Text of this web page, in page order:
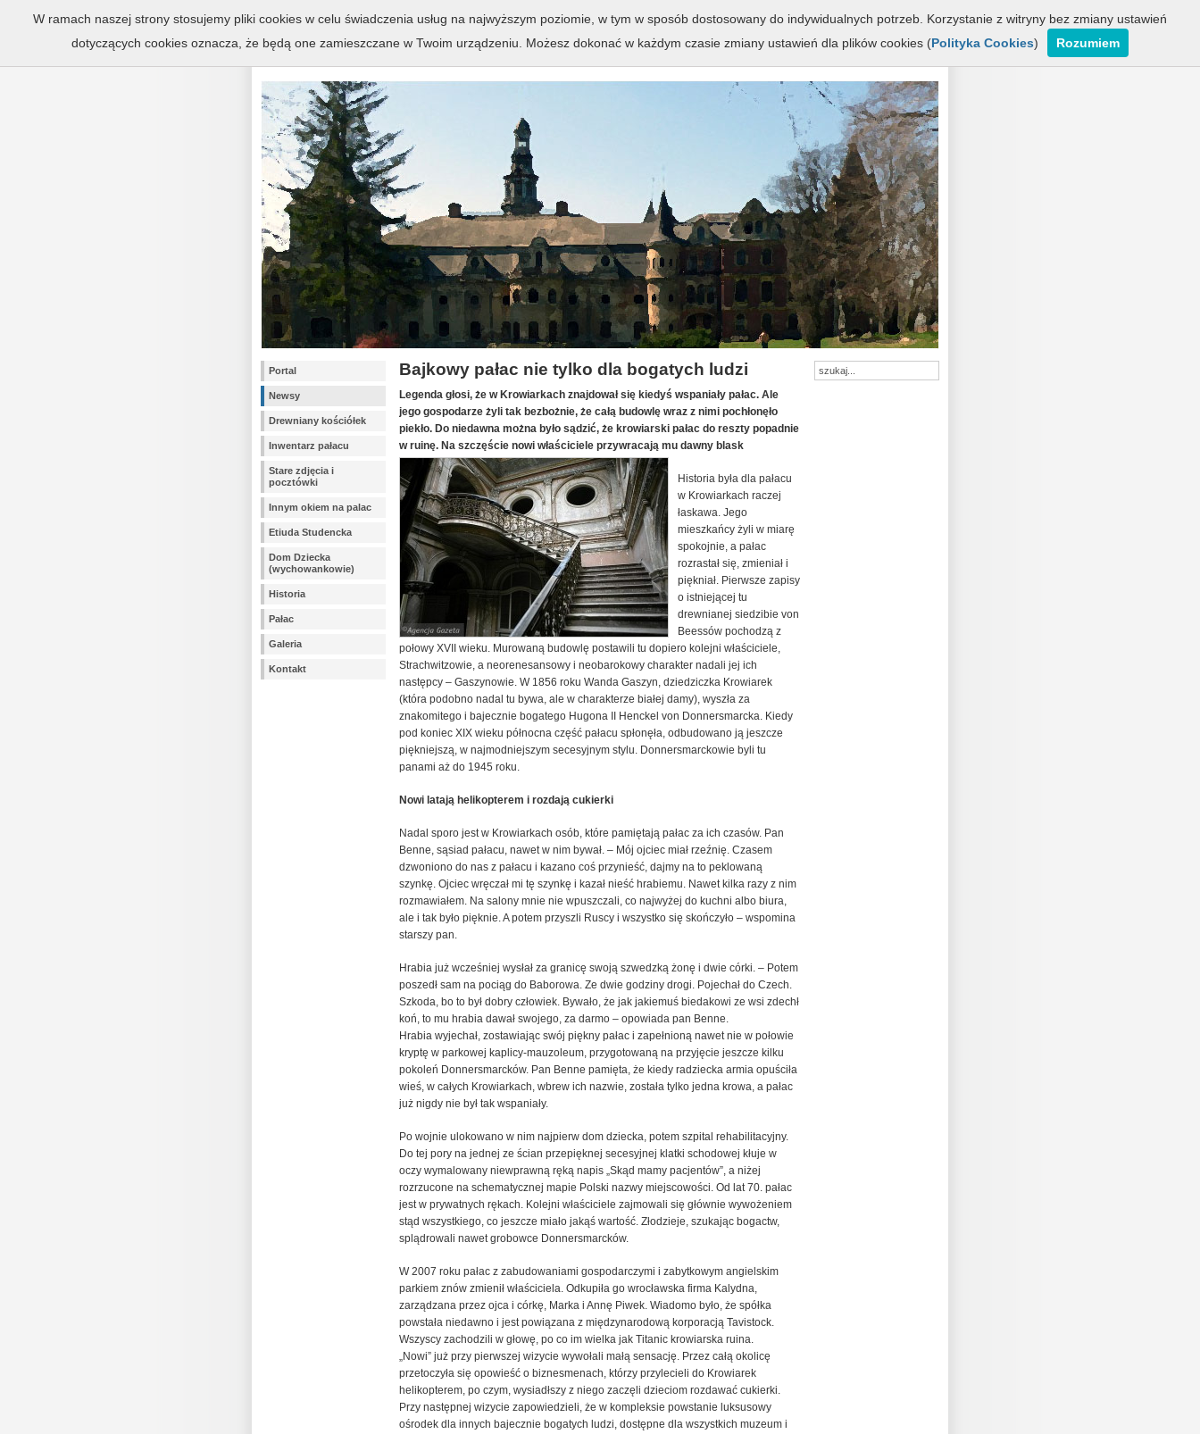
Zespół pałacowo-parkowy w Krowiarkach
Portal
Newsy
Drewniany kościółek
Inwentarz pałacu
Stare zdjęcia i
pocztówki
Innym okiem na palac
Etiuda Studencka
Dom Dziecka
(wychowankowie)
Historia
Pałac
Galeria
Kontakt
Bajkowy pałac nie tylko dla bogatych ludzi
Legenda głosi, że w Krowiarkach znajdował się kiedyś wspaniały pałac. Ale
jego gospodarze żyli tak bezbożnie, że całą budowlę wraz z nimi pochłonęło
piekło. Do niedawna można było sądzić, że krowiarski pałac do reszty popadnie
w ruinę. Na szczęście nowi właściciele przywracają mu dawny blask
Historia była dla pałacu
w Krowiarkach raczej
łaskawa. Jego
mieszkańcy żyli w miarę
spokojnie, a pałac
rozrastał się, zmieniał i
piękniał. Pierwsze zapisy
o istniejącej tu
drewnianej siedzibie von
Beessów pochodzą z
połowy XVII wieku. Murowaną budowlę postawili tu dopiero kolejni właściciele,
Strachwitzowie, a neorenesansowy i neobarokowy charakter nadali jej ich
następcy – Gaszynowie. W 1856 roku Wanda Gaszyn, dziedziczka Krowiarek
(która podobno nadal tu bywa, ale w charakterze białej damy), wyszła za
znakomitego i bajecznie bogatego Hugona II Henckel von Donnersmarcka. Kiedy
pod koniec XIX wieku północna część pałacu spłonęła, odbudowano ją jeszcze
piękniejszą, w najmodniejszym secesyjnym stylu. Donnersmarckowie byli tu
panami aż do 1945 roku.
Nowi latają helikopterem i rozdają cukierki
Nadal sporo jest w Krowiarkach osób, które pamiętają pałac za ich czasów. Pan
Benne, sąsiad pałacu, nawet w nim bywał. – Mój ojciec miał rzeźnię. Czasem
dzwoniono do nas z pałacu i kazano coś przynieść, dajmy na to peklowaną
szynkę. Ojciec wręczał mi tę szynkę i kazał nieść hrabiemu. Nawet kilka razy z nim
rozmawiałem. Na salony mnie nie wpuszczali, co najwyżej do kuchni albo biura,
ale i tak było pięknie. A potem przyszli Ruscy i wszystko się skończyło – wspomina
starszy pan.
Hrabia już wcześniej wysłał za granicę swoją szwedzką żonę i dwie córki. – Potem
poszedł sam na pociąg do Baborowa. Ze dwie godziny drogi. Pojechał do Czech.
Szkoda, bo to był dobry człowiek. Bywało, że jak jakiemuś biedakowi ze wsi zdechł
koń, to mu hrabia dawał swojego, za darmo – opowiada pan Benne.
Hrabia wyjechał, zostawiając swój piękny pałac i zapełnioną nawet nie w połowie
kryptę w parkowej kaplicy-mauzoleum, przygotowaną na przyjęcie jeszcze kilku
pokoleń Donnersmarcków. Pan Benne pamięta, że kiedy radziecka armia opuściła
wieś, w całych Krowiarkach, wbrew ich nazwie, została tylko jedna krowa, a pałac
już nigdy nie był tak wspaniały.
Po wojnie ulokowano w nim najpierw dom dziecka, potem szpital rehabilitacyjny.
Do tej pory na jednej ze ścian przepięknej secesyjnej klatki schodowej kłuje w
oczy wymalowany niewprawną ręką napis „Skąd mamy pacjentów”, a niżej
rozrzucone na schematycznej mapie Polski nazwy miejscowości. Od lat 70. pałac
jest w prywatnych rękach. Kolejni właściciele zajmowali się głównie wywożeniem
stąd wszystkiego, co jeszcze miało jakąś wartość. Złodzieje, szukając bogactw,
splądrowali nawet grobowce Donnersmarcków.
W 2007 roku pałac z zabudowaniami gospodarczymi i zabytkowym angielskim
parkiem znów zmienił właściciela. Odkupiła go wrocławska firma Kalydna,
zarządzana przez ojca i córkę, Marka i Annę Piwek. Wiadomo było, że spółka
powstała niedawno i jest powiązana z międzynarodową korporacją Tavistock.
Wszyscy zachodzili w głowę, po co im wielka jak Titanic krowiarska ruina.
„Nowi” już przy pierwszej wizycie wywołali małą sensację. Przez całą okolicę
przetoczyła się opowieść o biznesmenach, którzy przylecieli do Krowiarek
helikopterem, po czym, wysiadłszy z niego zaczęli dzieciom rozdawać cukierki.
Przy następnej wizycie zapowiedzieli, że w kompleksie powstanie luksusowy
ośrodek dla innych bajecznie bogatych ludzi, dostępne dla wszystkich muzeum i
W ramach naszej strony stosujemy pliki cookies w celu świadczenia usług na najwyższym poziomie, w tym w sposób dostosowany do indywidualnych potrzeb. Korzystanie z witryny bez zmiany ustawień
dotyczących cookies oznacza, że będą one zamieszczane w Twoim urządzeniu. Możesz dokonać w każdym czasie zmiany ustawień dla plików cookies (Polityka Cookies) Rozumiem